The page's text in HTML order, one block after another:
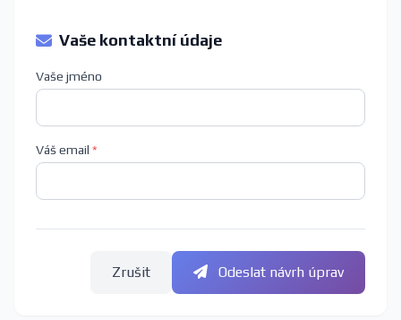
Vaše kontaktní údaje
Vaše jméno
Váš email *
Zrušit Odeslat návrh úprav